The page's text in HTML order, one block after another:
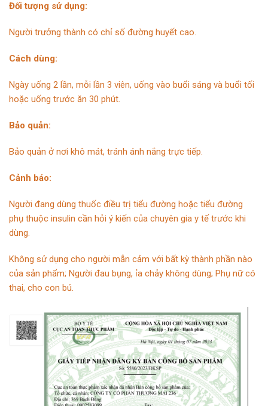
Đối tượng sử dụng:
Người trưởng thành có chỉ số đường huyết cao.
Cách dùng:
Ngày uống 2 lần, mỗi lần 3 viên, uống vào buổi sáng và buổi tối
hoặc uống trước ăn 30 phút.
Bảo quản:
Bảo quản ở nơi khô mát, tránh ánh nắng trực tiếp.
Cảnh báo:
Người đang dùng thuốc điều trị tiểu đường hoặc tiểu đường
phụ thuộc insulin cần hỏi ý kiến của chuyên gia y tế trước khi
dùng.
Không sử dụng cho người mẫn cảm với bất kỳ thành phần nào
của sản phẩm; Người đau bụng, ỉa chảy không dùng; Phụ nữcó
thai, cho con bú.